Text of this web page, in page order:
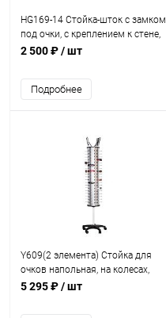
HG169-14 Стойка-шток с замком
под очки, с креплением к стене,
на 14 мест Н=1700 см
2 500 ₽/ шт
Подробнее
Y609(2 элемента) Стойка для
очков напольная, на колесах,
вместимость 76 шт.,H-1270мм
5 295 ₽/ шт